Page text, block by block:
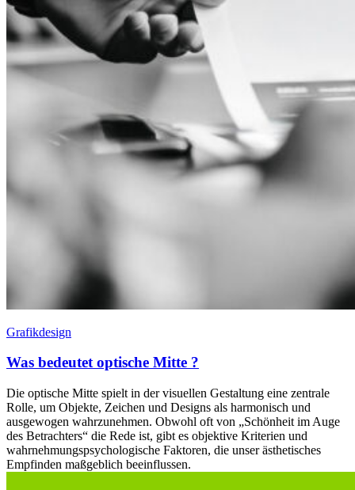
Grafikdesign
Was bedeutet optische Mitte ?
Die optische Mitte spielt in der visuellen Gestaltung eine zentrale
Rolle, um Objekte, Zeichen und Designs als harmonisch und
ausgewogen wahrzunehmen. Obwohl oft von „Schönheit im Auge
des Betrachters“ die Rede ist, gibt es objektive Kriterien und
wahrnehmungspsychologische Faktoren, die unser ästhetisches
Empfinden maßgeblich beeinflussen.